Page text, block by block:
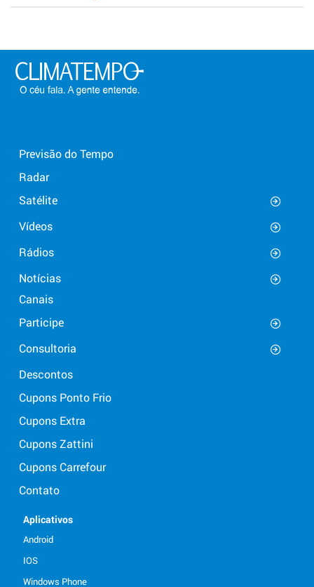
Previsão do Tempo
Radar
Satélite
Vídeos
Rádios
Notícias
Canais
Participe
Consultoria
Descontos
Cupons Ponto Frio
Cupons Extra
Cupons Zattini
Cupons Carrefour
Contato
Aplicativos
Android
IOS
Windows Phone